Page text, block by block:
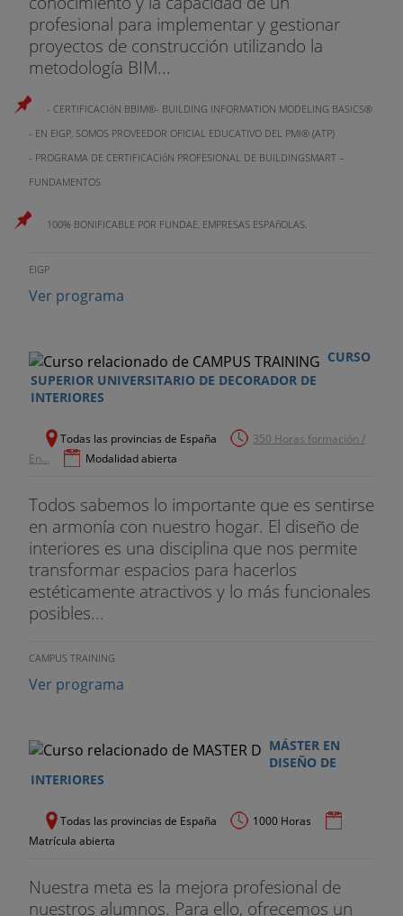
profesional para implementar y gestionar
proyectos de construcción utilizando la
metodología BIM...
- CERTIFICACIóN BBIM®- BUILDING INFORMATION MODELING BASICS®
- EN EIGP, SOMOS PROVEEDOR OFICIAL EDUCATIVO DEL PMI® (ATP)
- PROGRAMA DE CERTIFICACIóN PROFESIONAL DE BUILDINGSMART –
FUNDAMENTOS
100% BONIFICABLE POR FUNDAE, EMPRESAS ESPAñOLAS.
EIGP
Ver programa
CURSO
SUPERIOR UNIVERSITARIO DE DECORADOR DE
INTERIORES
Todas las provincias de España
350 Horas formación /
En...
Modalidad abierta
Todos sabemos lo importante que es sentirse
en armonía con nuestro hogar. El diseño de
interiores es una disciplina que nos permite
transformar espacios para hacerlos
estéticamente atractivos y lo más funcionales
posibles...
CAMPUS TRAINING
Ver programa
MÁSTER EN
DISEÑO DE
INTERIORES
Todas las provincias de España
1000 Horas
Matrícula abierta
Nuestra meta es la mejora profesional de
nuestros alumnos. Para ello, ofrecemos un